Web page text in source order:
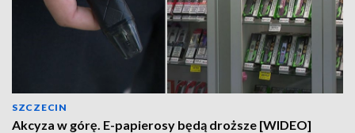
SZCZECIN
Akcyza w górę. E-papierosy będą droższe [WIDEO]